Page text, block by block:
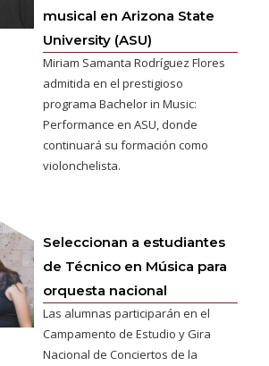
musical en Arizona State
University (ASU)
Miriam Samanta Rodríguez Flores
admitida en el prestigioso
programa Bachelor in Music:
Performance en ASU, donde
continuará su formación como
violonchelista.
Seleccionan a estudiantes
de Técnico en Música para
orquesta nacional
Las alumnas participarán en el
Campamento de Estudio y Gira
Nacional de Conciertos de la